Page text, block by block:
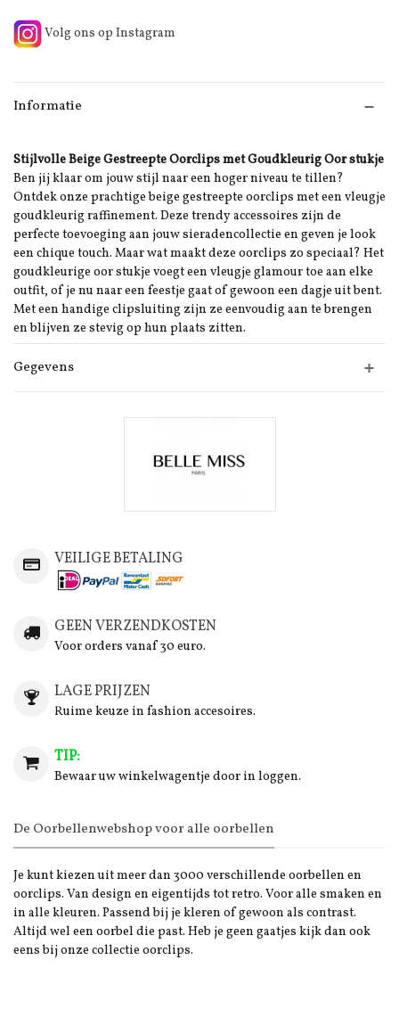
Volg ons op Instagram
Informatie
Stijlvolle Beige Gestreepte Oorclips met Goudkleurig Oor stukje
Ben jij klaar om jouw stijl naar een hoger niveau te tillen?
Ontdek onze prachtige beige gestreepte oorclips met een vleugje
goudkleurig raffinement. Deze trendy accessoires zijn de
perfecte toevoeging aan jouw sieradencollectie en geven je look
een chique touch. Maar wat maakt deze oorclips zo speciaal? Het
goudkleurige oor stukje voegt een vleugje glamour toe aan elke
outfit, of je nu naar een feestje gaat of gewoon een dagje uit bent.
Met een handige clipsluiting zijn ze eenvoudig aan te brengen
en blijven ze stevig op hun plaats zitten.
Gegevens
VEILIGE BETALING
GEEN VERZENDKOSTEN
Voor orders vanaf 30 euro.
LAGE PRIJZEN
Ruime keuze in fashion accesoires.
TIP:
Bewaar uw winkelwagentje door in loggen.
De Oorbellenwebshop voor alle oorbellen
Je kunt kiezen uit meer dan 3000 verschillende oorbellen en
oorclips. Van design en eigentijds tot retro. Voor alle smaken en
in alle kleuren. Passend bij je kleren of gewoon als contrast.
Altijd wel een oorbel die past. Heb je geen gaatjes kijk dan ook
eens bij onze collectie oorclips.